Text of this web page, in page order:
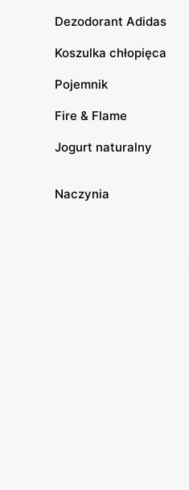
Dezodorant Adidas
Koszulka chłopięca
Pojemnik
Fire & Flame
Jogurt naturalny
Naczynia